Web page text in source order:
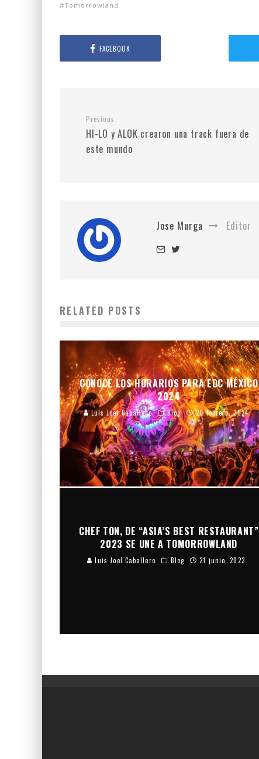
Tomorrowland
FACEBOOK
Previous
HI-LO y ALOK crearon una track fuera de
este mundo
Jose Murga Editor
RELATED POSTS
CONOCE LOS HORARIOS PARA EDC MÉXICO
2024
Luis Joel Caballero Blog 20 febrero, 2024
CHEF TON, DE “ASIA’S BEST RESTAURANT”
2023 SE UNE A TOMORROWLAND
Luis Joel Caballero Blog 21 junio, 2023